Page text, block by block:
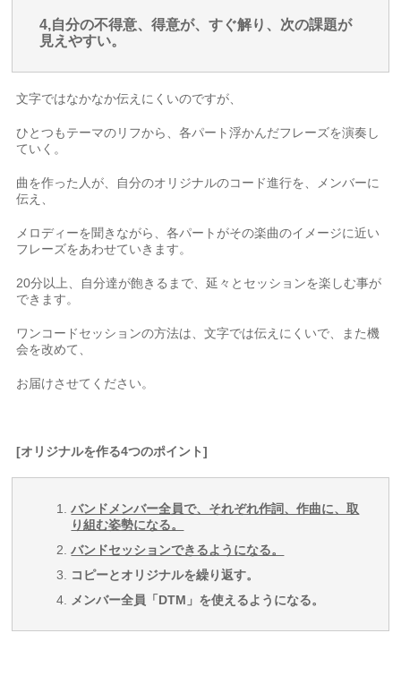
4,自分の不得意、得意が、すぐ解り、次の課題が
見えやすい。
文字ではなかなか伝えにくいのですが、
ひとつもテーマのリフから、各パート浮かんだフレーズを演奏し
ていく。
曲を作った人が、自分のオリジナルのコード進行を、メンバーに
伝え、
メロディーを聞きながら、各パートがその楽曲のイメージに近い
フレーズをあわせていきます。
20分以上、自分達が飽きるまで、延々とセッションを楽しむ事が
できます。
ワンコードセッションの方法は、文字では伝えにくいで、また機
会を改めて、
お届けさせてください。
[オリジナルを作る4つのポイント]
バンドメンバー全員で、それぞれ作詞、作曲に、取
り組む姿勢になる。
バンドセッションできるようになる。
コピーとオリジナルを繰り返す。
メンバー全員「DTM」を使えるようになる。